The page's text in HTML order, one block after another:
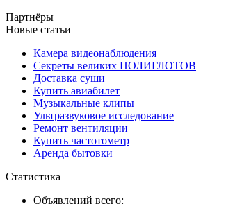
Партнёры
Новые статьи
Камера видеонаблюдения
Секреты великих ПОЛИГЛОТОВ
Доставка суши
Купить авиабилет
Музыкальные клипы
Ультразвуковое исследование
Ремонт вентиляции
Купить частотометр
Аренда бытовки
Статистика
Объявлений всего: